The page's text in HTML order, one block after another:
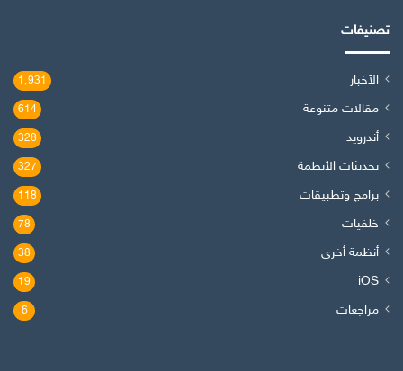
تصنيفات
الأخبار 1٬931
مقالات متنوعة 614
أندرويد 328
تحديثات الأنظمة 327
برامج وتطبيقات 118
خلفيات 78
أنظمة أخرى 38
iOS
19
مراجعات 6